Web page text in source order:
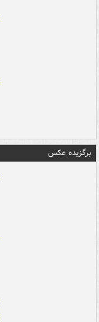
برگزیده عکس